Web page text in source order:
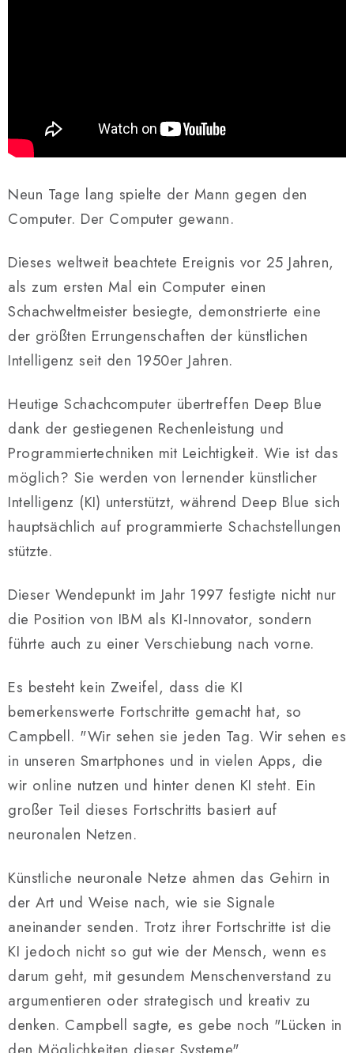
Neun Tage lang spielte der Mann gegen den
Computer. Der Computer gewann.
Dieses weltweit beachtete Ereignis vor 25 Jahren,
als zum ersten Mal ein Computer einen
Schachweltmeister besiegte, demonstrierte eine
der größten Errungenschaften der künstlichen
Intelligenz seit den 1950er Jahren.
Heutige Schachcomputer übertreffen Deep Blue
dank der gestiegenen Rechenleistung und
Programmiertechniken mit Leichtigkeit. Wie ist das
möglich? Sie werden von lernender künstlicher
Intelligenz (KI) unterstützt, während Deep Blue sich
hauptsächlich auf programmierte Schachstellungen
stützte.
Dieser Wendepunkt im Jahr 1997 festigte nicht nur
die Position von IBM als KI-Innovator, sondern
führte auch zu einer Verschiebung nach vorne.
Es besteht kein Zweifel, dass die KI
bemerkenswerte Fortschritte gemacht hat, so
Campbell. "Wir sehen sie jeden Tag. Wir sehen es
in unseren Smartphones und in vielen Apps, die
wir online nutzen und hinter denen KI steht. Ein
großer Teil dieses Fortschritts basiert auf
neuronalen Netzen.
Künstliche neuronale Netze ahmen das Gehirn in
der Art und Weise nach, wie sie Signale
aneinander senden. Trotz ihrer Fortschritte ist die
KI jedoch nicht so gut wie der Mensch, wenn es
darum geht, mit gesundem Menschenverstand zu
argumentieren oder strategisch und kreativ zu
denken. Campbell sagte, es gebe noch "Lücken in